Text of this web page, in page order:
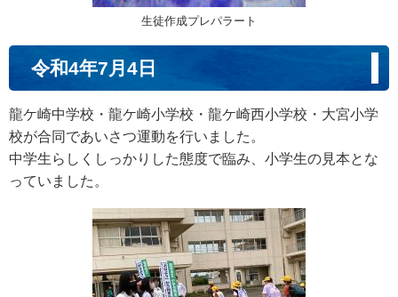
生徒作成プレパラート
令和4年7月4日
龍ケ崎中学校・龍ケ崎小学校・龍ケ崎西小学校・大宮小学
校が合同であいさつ運動を行いました。
中学生らしくしっかりした態度で臨み、小学生の見本とな
っていました。